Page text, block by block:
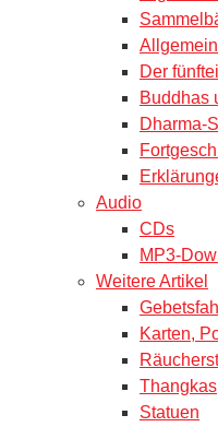
Der
Buddhas
Dharma-
Audio
CDs
MP3-
Weitere Artikel
Karten,
Thangkas
Statuen